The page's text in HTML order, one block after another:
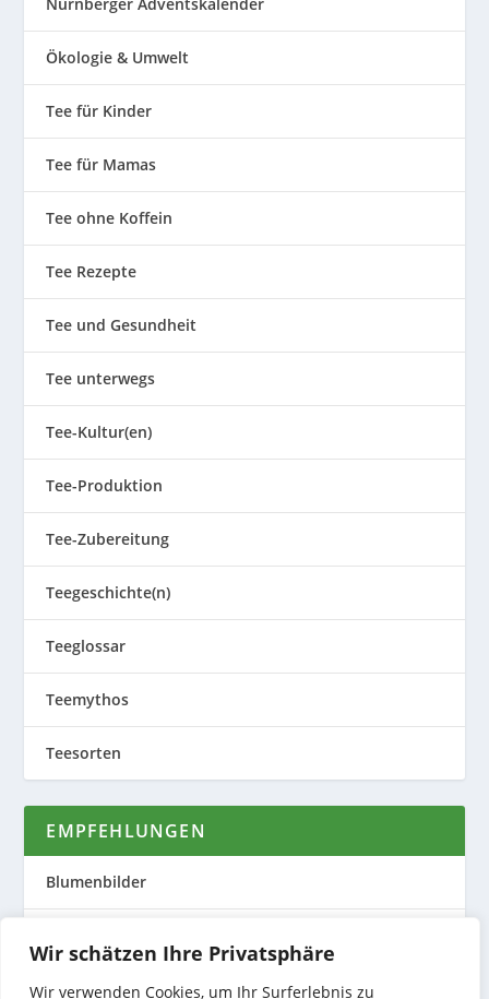
Wir schätzen Ihre Privatsphäre
Wir verwenden Cookies, um Ihr Surferlebnis zu
Ökologie & Umwelt
Tee für Kinder
Tee für Mamas
Tee ohne Koffein
Tee Rezepte
Tee und Gesundheit
Tee unterwegs
Tee-Kultur(en)
Tee-Produktion
Tee-Zubereitung
Teegeschichte(n)
Teeglossar
Teemythos
Teesorten
EMPFEHLUNGEN
Blumenbilder
Nature to Print